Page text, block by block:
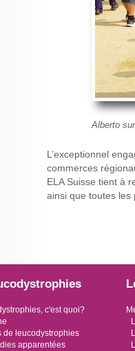
Alberto
L’exceptionnel
commerces
ELA Suisse tient à
ainsi que toutes les
c'est quoi?
de leucodystrophies
apparentées